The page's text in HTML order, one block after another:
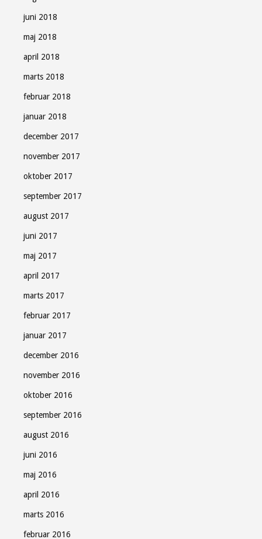
juni 2018
maj 2018
april 2018
marts 2018
februar 2018
januar 2018
december 2017
november 2017
oktober 2017
september 2017
august 2017
juni 2017
maj 2017
april 2017
marts 2017
februar 2017
januar 2017
december 2016
november 2016
oktober 2016
september 2016
august 2016
juni 2016
maj 2016
april 2016
marts 2016
februar 2016